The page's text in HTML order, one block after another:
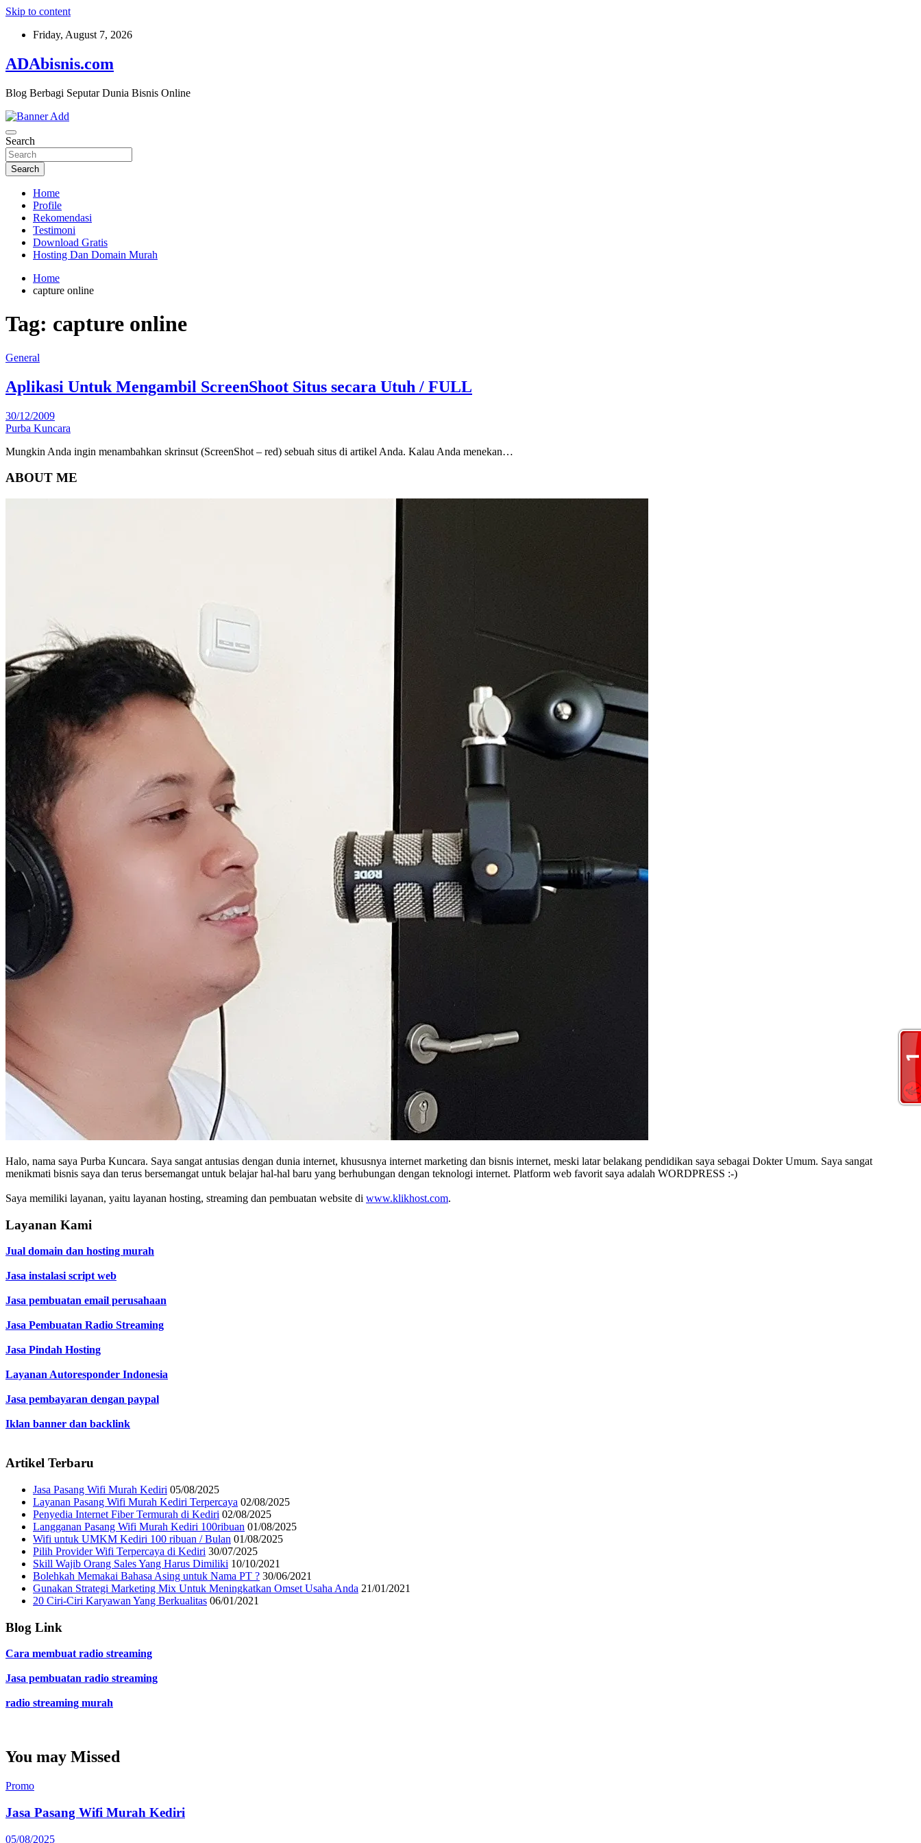
Skip to content
Friday, August 7, 2026
ADAbisnis.com
Blog Berbagi Seputar Dunia Bisnis Online
Search
Search
Home
Profile
Rekomendasi
Testimoni
Download Gratis
Hosting Dan Domain Murah
Home
capture online
Tag: capture online
General
Aplikasi Untuk Mengambil ScreenShoot Situs secara Utuh / FULL
30/12/2009
Purba Kuncara
Mungkin Anda ingin menambahkan skrinsut (ScreenShot – red) sebuah situs di artikel Anda. Kalau Anda menekan…
ABOUT ME
Halo, nama saya Purba Kuncara. Saya sangat antusias dengan dunia internet, khususnya internet marketing dan bisnis internet, meski latar belakang pendidikan saya sebagai Dokter Umum. Saya sangat
menikmati bisnis saya dan terus bersemangat untuk belajar hal-hal baru yang berhubungan dengan teknologi internet. Platform web favorit saya adalah WORDPRESS :-)
Saya memiliki layanan, yaitu layanan hosting, streaming dan pembuatan website di www.klikhost.com.
Layanan Kami
Jual domain dan hosting murah
Jasa instalasi script web
Jasa pembuatan email perusahaan
Jasa Pembuatan Radio Streaming
Jasa Pindah Hosting
Layanan Autoresponder Indonesia
Jasa pembayaran dengan paypal
Iklan banner dan backlink
Artikel Terbaru
Jasa Pasang Wifi Murah Kediri 05/08/2025
Layanan Pasang Wifi Murah Kediri Terpercaya 02/08/2025
Penyedia Internet Fiber Termurah di Kediri 02/08/2025
Langganan Pasang Wifi Murah Kediri 100ribuan 01/08/2025
Wifi untuk UMKM Kediri 100 ribuan / Bulan 01/08/2025
Pilih Provider Wifi Terpercaya di Kediri 30/07/2025
Skill Wajib Orang Sales Yang Harus Dimiliki 10/10/2021
Bolehkah Memakai Bahasa Asing untuk Nama PT ? 30/06/2021
Gunakan Strategi Marketing Mix Untuk Meningkatkan Omset Usaha Anda 21/01/2021
20 Ciri-Ciri Karyawan Yang Berkualitas 06/01/2021
Blog Link
Cara membuat radio streaming
Jasa pembuatan radio streaming
radio streaming murah
You may Missed
Promo
Jasa Pasang Wifi Murah Kediri
05/08/2025